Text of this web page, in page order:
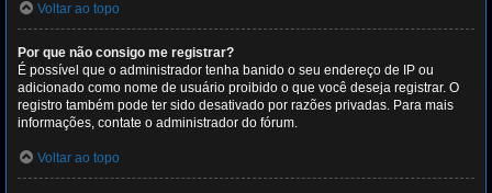
Voltar ao topo
Por que não consigo me registrar?
É possível que o administrador tenha banido o seu endereço de IP ou
adicionado como nome de usuário proibido o que você deseja registrar. O
registro também pode ter sido desativado por razões privadas. Para mais
informações, contate o administrador do fórum.
Voltar ao topo